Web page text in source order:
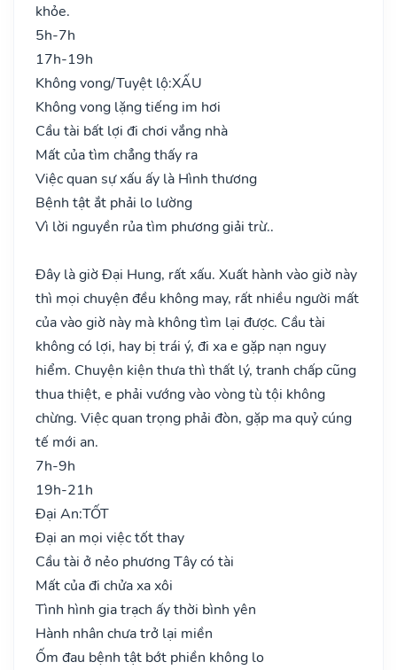
khỏe.
5h-7h
17h-19h
Không vong/Tuyệt lộ:XẤU
Không vong lặng tiếng im hơi
Cầu tài bất lợi đi chơi vắng nhà
Mất của tìm chẳng thấy ra
Việc quan sự xấu ấy là Hình thương
Bệnh tật ắt phải lo lường
Vì lời nguyền rủa tìm phương giải trừ..
Đây là giờ Đại Hung, rất xấu. Xuất hành vào giờ này
thì mọi chuyện đều không may, rất nhiều người mất
của vào giờ này mà không tìm lại được. Cầu tài
không có lợi, hay bị trái ý, đi xa e gặp nạn nguy
hiểm. Chuyện kiện thưa thì thất lý, tranh chấp cũng
thua thiệt, e phải vướng vào vòng tù tội không
chừng. Việc quan trọng phải đòn, gặp ma quỷ cúng
tế mới an.
7h-9h
19h-21h
Đại An:TỐT
Đại an mọi việc tốt thay
Cầu tài ở nẻo phương Tây có tài
Mất của đi chửa xa xôi
Tình hình gia trạch ấy thời bình yên
Hành nhân chưa trở lại miền
Ốm đau bệnh tật bớt phiền không lo